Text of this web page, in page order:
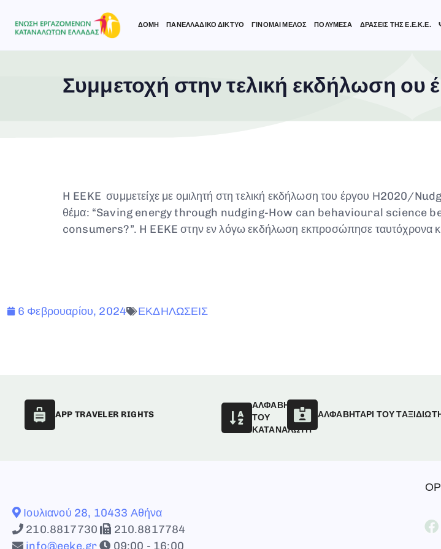
ΔΟΜΗ ΠΑΝΕΛΛΑΔΙΚΟ ΔΙΚΤΥΟ ΓΙΝΟΜΑΙ ΜΕΛΟΣ ΠΟΛΥΜΕΣΑ ΔΡΑΣΕΙΣ ΤΗΣ Ε.Ε.Κ.Ε.
Συμμετοχή στην τελική εκδήλωση
H EEKE συμμετείχε με ομιλητή στη τελική εκδήλωση του έργου Η2020/
θέμα: “Saving energy through nudging-How can behavioural science
consumers?”. H EEKE στην εν λόγω εκδήλωση εκπροσώπησε
6 Φεβρουαρίου, 2024 ΕΚΔΗΛΩΣΕΙΣ
APP TRAVELER RIGHTS
ΑΛΦΑΒΗΤΑΡΙ
ΤΟΥ
ΚΑΤΑΝΑΛΩΤΗ
ΑΛΦΑΒΗΤΑΡΙ ΤΟΥ
Ιουλιανού 28, 10433 Αθήνα
210.8817730
210.8817784
info@eeke.gr
09:00 - 16:00
Type and hit enter